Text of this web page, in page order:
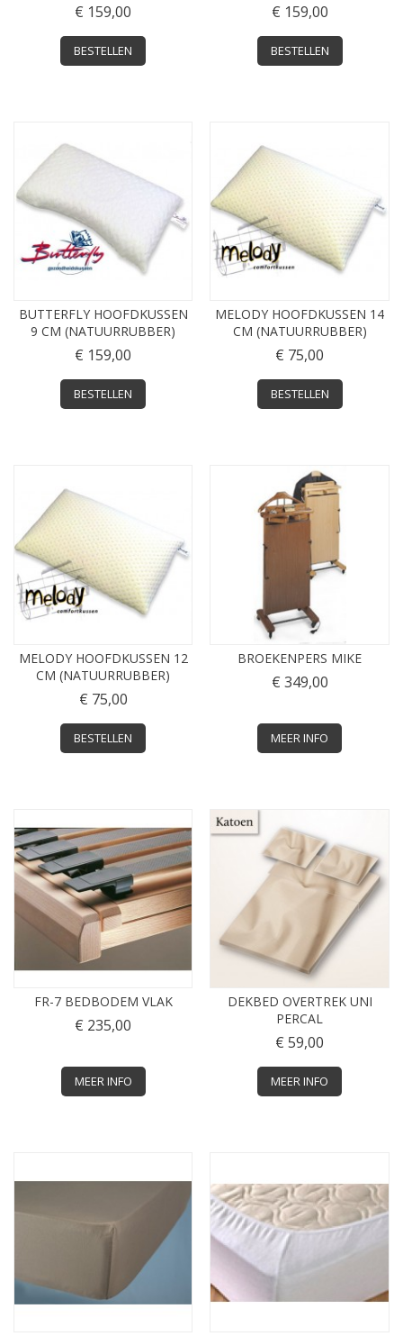
€ 159,00
BESTELLEN
€ 159,00
BESTELLEN
BUTTERFLY HOOFDKUSSEN
9 CM (NATUURRUBBER)
€ 159,00
BESTELLEN
MELODY HOOFDKUSSEN 14
CM (NATUURRUBBER)
€ 75,00
BESTELLEN
MELODY HOOFDKUSSEN 12
CM (NATUURRUBBER)
€ 75,00
BESTELLEN
BROEKENPERS MIKE
€ 349,00
MEER INFO
FR-7 BEDBODEM VLAK
€ 235,00
MEER INFO
DEKBED OVERTREK UNI
PERCAL
€ 59,00
MEER INFO